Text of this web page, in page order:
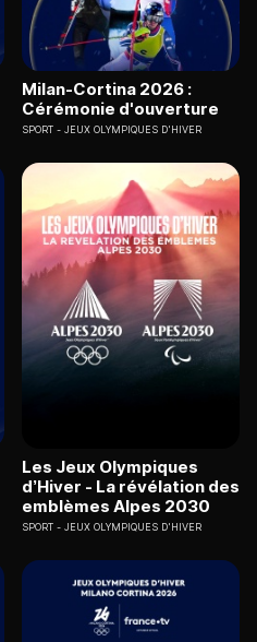
Milan-Cortina 2026 :
Cérémonie d'ouverture
SPORT JEUX OLYMPIQUES D'HIVER
Les Jeux Olympiques
d’Hiver - La révélation des
emblèmes Alpes 2030
SPORT JEUX OLYMPIQUES D'HIVER